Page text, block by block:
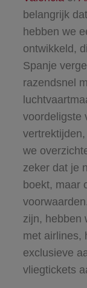
belangrijk
hebben we
ontwikkeld,
Spanje
razendsnel
voordeligste
we
zeker dat je
boekt, maar
zijn, hebben
met airlines,
exclusieve
vliegtickets